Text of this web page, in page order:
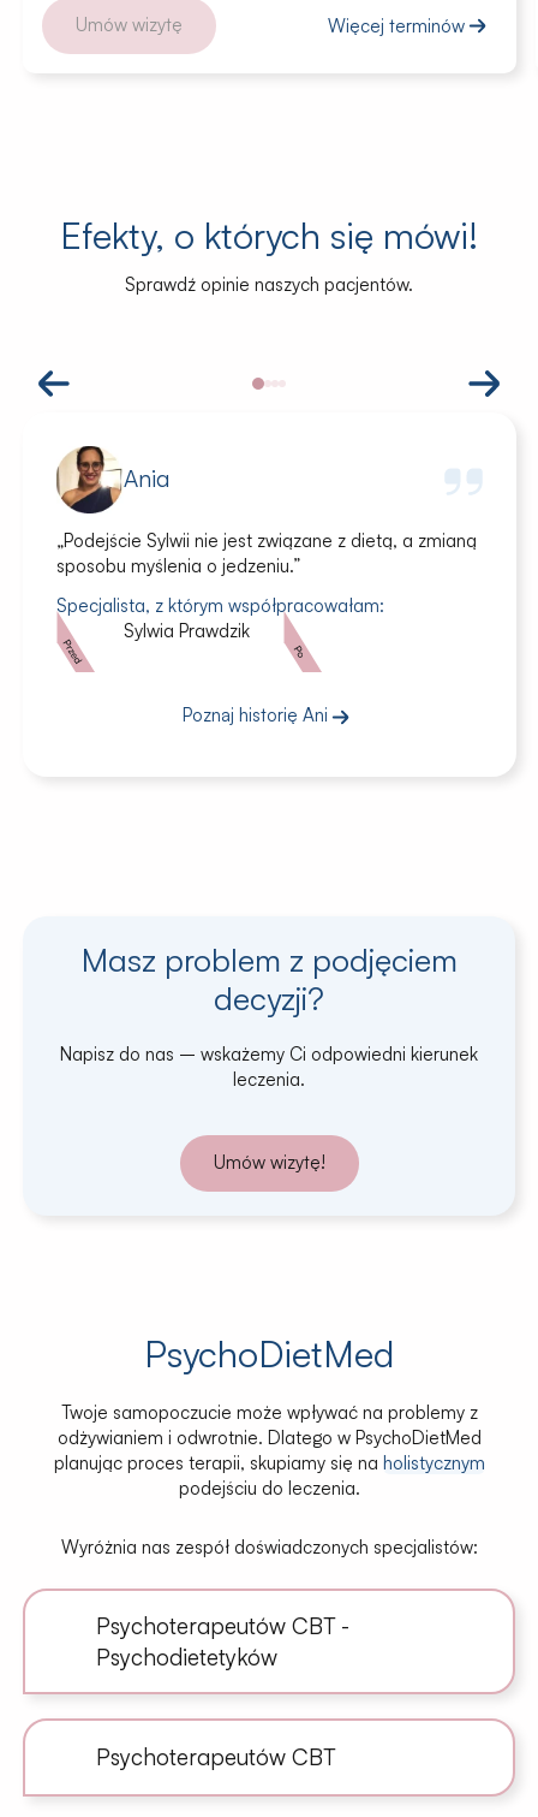
Umów wizytę Więcej terminów
Efekty, o których się mówi!
Sprawdź opinie naszych pacjentów.
Ania
„Podejście Sylwii nie jest związane z dietą, a zmianą
sposobu myślenia o jedzeniu.”
Specjalista, z którym współpracowałam:
Sylwia Prawdzik
Poznaj historię Ani
Masz problem z podjęciem
decyzji?
Napisz do nas – wskażemy Ci odpowiedni kierunek
leczenia.
Umów wizytę!
PsychoDietMed
Twoje samopoczucie może wpływać na problemy z
odżywianiem i odwrotnie. Dlatego w PsychoDietMed
planując proces terapii, skupiamy się na holistycznym
podejściu do leczenia.
Wyróżnia nas zespół doświadczonych specjalistów:
Psychoterapeutów CBT -
Psychodietetyków
Psychoterapeutów CBT